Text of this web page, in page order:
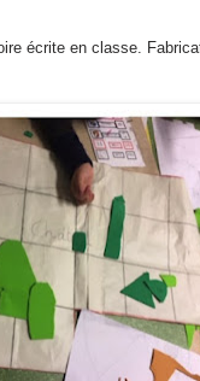
écrite en classe.